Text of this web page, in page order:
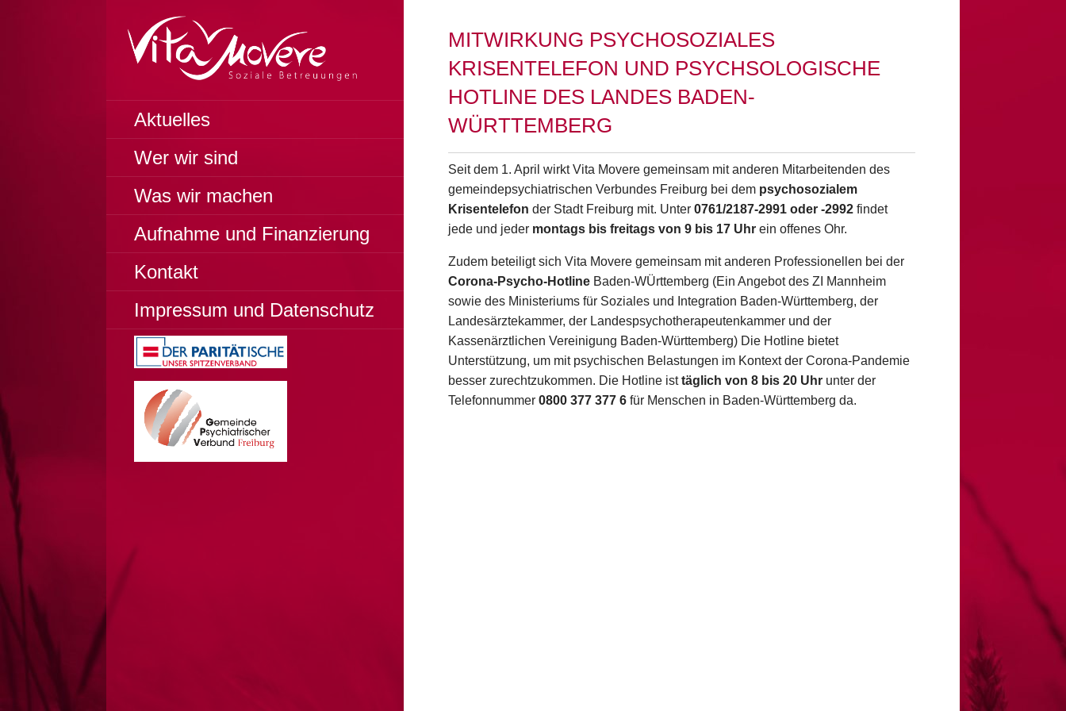
Inhalt
springen
VITA MOVERE
Aktuelles
Wer wir sind
Was wir machen
Aufnahme und Finanzierung
Kontakt
Impressum und Datenschutz
MITWIRKUNG PSYCHOSOZIALES
KRISENTELEFON UND PSYCHSOLOGISCHE
HOTLINE DES LANDES BADEN-
WÜRTTEMBERG
Seit dem 1. April wirkt Vita Movere gemeinsam mit anderen Mitarbeitenden des
gemeindepsychiatrischen Verbundes Freiburg bei dem psychosozialem
Krisentelefon der Stadt Freiburg mit. Unter0761/2187-2991 oder -2992 findet
jede und jeder montags bis freitags von 9 bis 17 Uhr ein offenes Ohr.
Zudem beteiligt sich Vita Movere gemeinsam mit anderen Professionellen bei der
Corona-Psycho-Hotline Baden-WÜrttemberg (Ein Angebot des ZI Mannheim
sowie des Ministeriums für Soziales und Integration Baden-Württemberg, der
Landesärztekammer, der Landespsychotherapeutenkammer und der
Kassenärztlichen Vereinigung Baden-Württemberg) Die Hotline bietet
Unterstützung, um mit psychischen Belastungen im Kontext der Corona-Pandemie
besser zurechtzukommen. Die Hotline isttäglich von 8 bis 20 Uhr unter der
Telefonnummer0800 377 377 6 für Menschen in Baden-Württemberg da.